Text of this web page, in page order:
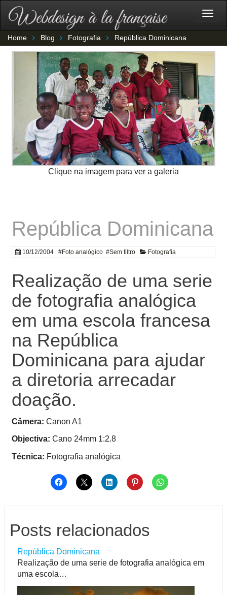
Home Blog Fotografia República Dominicana
República Dominicana
10/12/2004 #Foto analógico #Sem filtro Fotografia
Realização de uma serie
de fotografia analógica
em uma escola francesa
na República
Dominicana para ajudar
a diretoria arrecadar
doação.
Câmera: Canon A1
Objectiva: Cano 24mm 1:2.8
Técnica: Fotografia analógica
Posts relacionados
República Dominicana
Realização de uma serie de fotografia analógica em
uma escola…